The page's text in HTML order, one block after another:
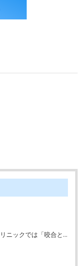
流山のグランツ歯科クリニックでは「咬合と審美」に特化した「補綴専門医」による診断・治療が受けられます。